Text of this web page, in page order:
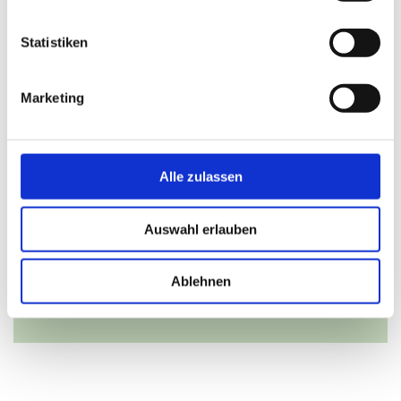
Statistiken
Marketing
Alle zulassen
Auswahl erlauben
Ablehnen
Großer Moor 15
kopfbedeckungen@hutsalon-rieger.de
direkt zur Website